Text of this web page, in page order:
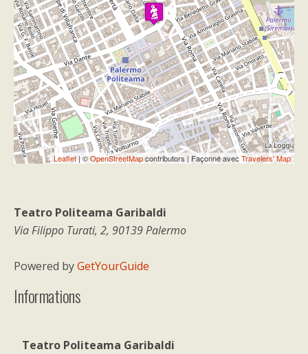
Travelers' Map is loading...
If you see this after your page is
loaded completely, leafletJS files are
missing.
Leaflet | ©OpenStreetMapcontributors | Façonné avecTravelers' Map
Teatro Politeama Garibaldi
Via Filippo Turati, 2, 90139 Palermo
Powered byGetYourGuide
Informations
Teatro Politeama Garibaldi